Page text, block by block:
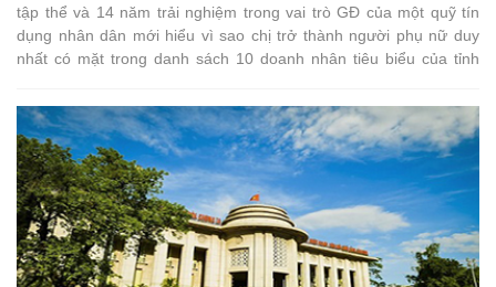
tập thể và 14 năm trải nghiệm trong vai trò GĐ của một quỹ tín
dụng nhân dân mới hiểu vì sao chị trở thành người phụ nữ duy
nhất có mặt trong danh sách 10 doanh nhân tiêu biểu của tỉnh